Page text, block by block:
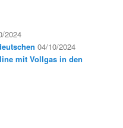
2024
04/10/2024
mit Vollgas in den